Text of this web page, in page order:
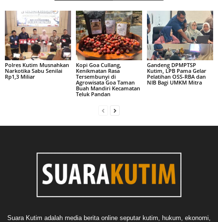
Polres Kutim Musnahkan
Narkotika Sabu Senilai
Rp1,3 Miliar
Kopi Goa Cullang,
Kenikmatan Rasa
Tersembunyi di
Agrowisata Goa Taman
Buah Mandiri Kecamatan
Teluk Pandan
Gandeng DPMPTSP
Kutim, LPB Pama Gelar
Pelatihan OSS-RBA dan
NIB Bagi UMKM Mitra
Suara Kutim adalah media berita online seputar kutim, hukum, ekonomi,